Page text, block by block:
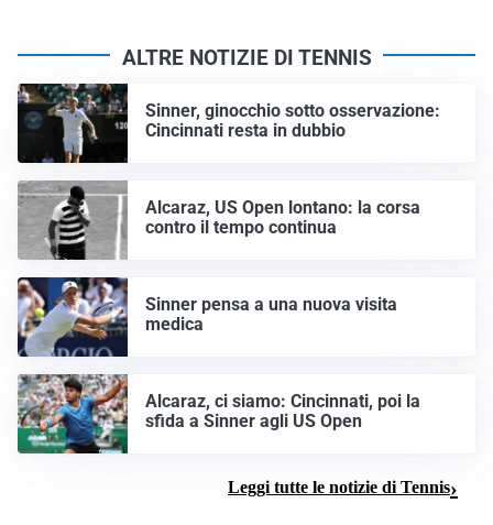
ALTRE NOTIZIE DI TENNIS
Sinner, ginocchio sotto osservazione:
Cincinnati resta in dubbio
Alcaraz, US Open lontano: la corsa
contro il tempo continua
Sinner pensa a una nuova visita
medica
Alcaraz, ci siamo: Cincinnati, poi la
sfida a Sinner agli US Open
Leggi tutte le notizie di Tennis